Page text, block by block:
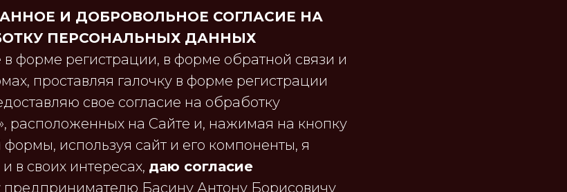
И ДОБРОВОЛЬНОЕ СОГЛАСИЕ НА
ПЕРСОНАЛЬНЫХ ДАННЫХ
форме регистрации, в форме обратной связи и
проставляя галочку в форме регистрации
свое согласие на обработку
расположенных на Сайте и, нажимая на кнопку
используя сайт и его компоненты, я
в своих интересах, даю согласие
Басину Антону Борисовичу